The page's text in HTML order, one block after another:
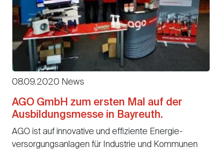
08.09.2020 News
AGO GmbH zum ersten Mal auf der
Ausbildungsmesse in Bayreuth.
AGO ist auf innovative und effiziente Energie­
versorgungsanlagen für Industrie und Kommunen